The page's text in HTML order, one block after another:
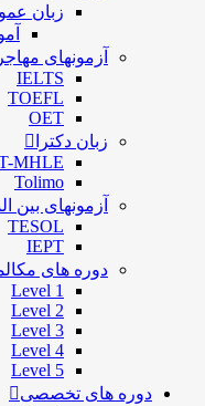
زبان
آزمونهای
IELTS
TOEFL
OET
زبان دکترا
MHLE
Tolimo
آزمونهای بین
TESOL
IEPT
دوره های
Level 1
Level 2
Level 3
Level 4
Level 5
دوره های تخصصی